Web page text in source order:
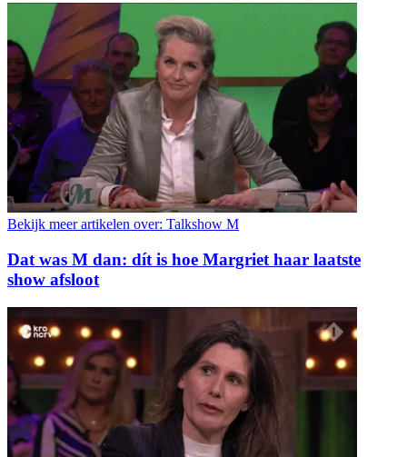
Bekijk meer artikelen over: Talkshow M
Dat was M dan: dít is hoe Margriet haar laatste
show afsloot